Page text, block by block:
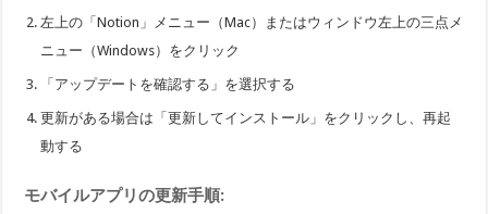
左上の「Notion」メニュー（Mac）またはウィンドウ左上の三点メ
ニュー（Windows）をクリック
「アップデートを確認する」を選択する
更新がある場合は「更新してインストール」をクリックし、再起
動する
モバイルアプリの更新手順: